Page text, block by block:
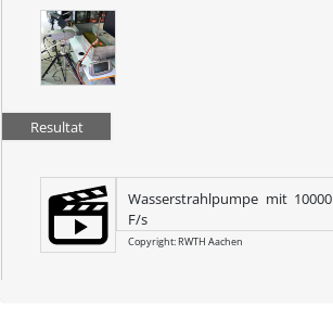
Resultat
Wasserstrahlpumpe mit 10000
F/s
Copyright: RWTH Aachen